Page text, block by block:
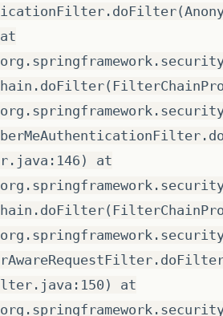
at
r.java:146) at
lter.java:150) at